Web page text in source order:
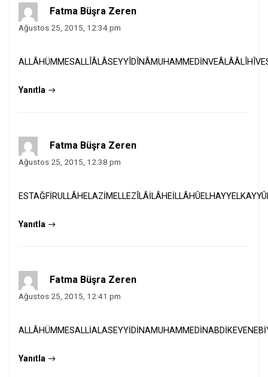
Fatma Büşra Zeren
Ağustos 25, 2015, 12:34 pm
Yanıtla
Fatma Büşra Zeren
Ağustos 25, 2015, 12:38 pm
Yanıtla
Fatma Büşra Zeren
Ağustos 25, 2015, 12:41 pm
Yanıtla